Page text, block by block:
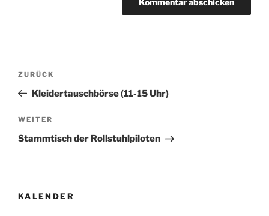
e
r
a
t
:
Beitragsnavigation
Vorheriger
Beitrag
ZURÜCK
Kleidertauschbörse (11-15 Uhr)
Nächster
Beitrag
WEITER
Stammtisch der Rollstuhlpiloten
KALENDER